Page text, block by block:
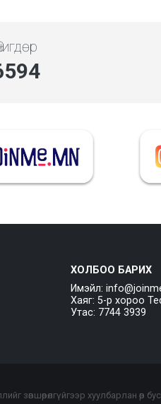
ХОЛБОО БАРИХ
Имэйл:
Хаяг: 5-р хороо
Утас: 7744 3939
зөвшөөрөлгүйгээр хуулбарлан